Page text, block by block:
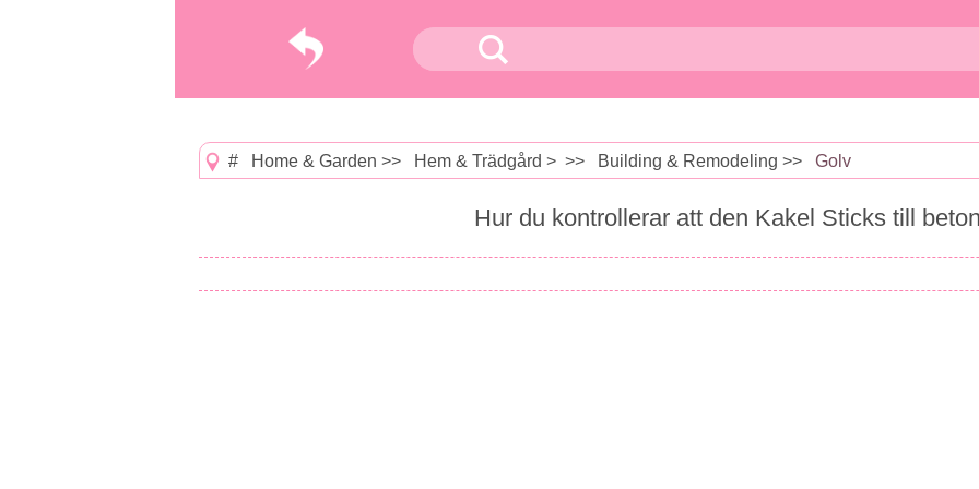
# Home & Garden >> Hem & Trädgård > >> Building & Remodeling >> Golv
Hur du kontrollerar att den Kakel Sticks till